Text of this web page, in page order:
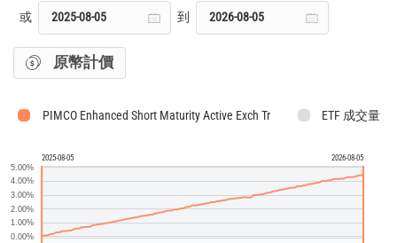
或 到
原幣計價
PIMCO Enhanced Short Maturity Active Exch Tr ETF 成交量
2025-08-05 2026-08-05
0.00%
1.00%
2.00%
3.00%
4.00%
5.00%